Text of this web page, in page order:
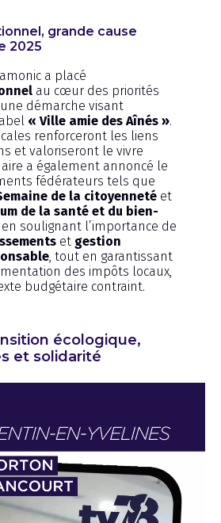
grande cause
2025
a placé
au cœur des priorités
une démarche visant
« Ville amie des Aînés ».
renforceront les liens
et valoriseront le vivre
a également annoncé le
fédérateurs tels que
de la citoyennetéet
de la santé et du bien-
soulignant l’importance de
et gestion
, tout en garantissant
des impôts locaux,
budgétaire contraint.
écologique,
et solidarité